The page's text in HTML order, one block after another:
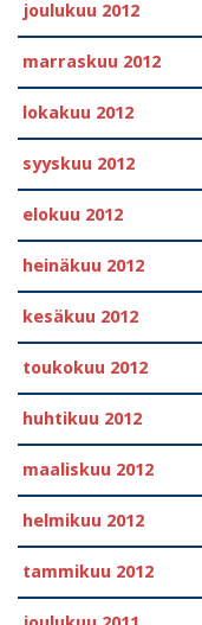
joulukuu 2012
marraskuu 2012
lokakuu 2012
syyskuu 2012
elokuu 2012
heinäkuu 2012
kesäkuu 2012
toukokuu 2012
huhtikuu 2012
maaliskuu 2012
helmikuu 2012
tammikuu 2012